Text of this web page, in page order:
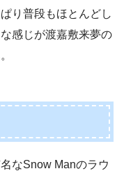
り普段もほとんどし
感じが渡嘉敷来夢の
なSnow Manのラウ